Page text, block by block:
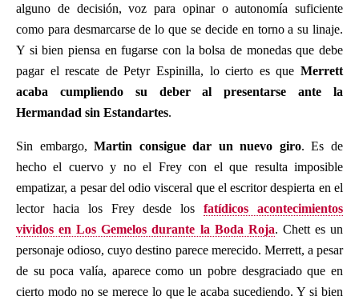
alguno de decisión, voz para opinar o autonomía suficiente
como para desmarcarse de lo que se decide en torno a su linaje.
Y si bien piensa en fugarse con la bolsa de monedas que debe
pagar el rescate de Petyr Espinilla, lo cierto es que Merrett
acaba cumpliendo su deber al presentarse ante la
Hermandad sin Estandartes.
Sin embargo,Martin consigue dar un nuevo giro. Es de
hecho el cuervo y no el Frey con el que resulta imposible
empatizar, a pesar del odio visceral que el escritor despierta en el
lector hacia los Frey desde losfatídicos acontecimientos
vividos en Los Gemelos durante la Boda Roja. Chett es un
personaje odioso, cuyo destino parece merecido. Merrett, a pesar
de su poca valía, aparece como un pobre desgraciado que en
cierto modo no se merece lo que le acaba sucediendo. Y si bien